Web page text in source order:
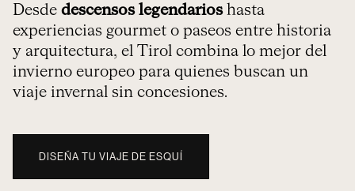
Desde descensos legendarioshasta
experiencias gourmet o paseos entre historia
y arquitectura, el Tirol combina lo mejor del
invierno europeo para quienes buscan un
viaje invernal sin concesiones.
DISEÑA TU VIAJE DE ESQUÍ